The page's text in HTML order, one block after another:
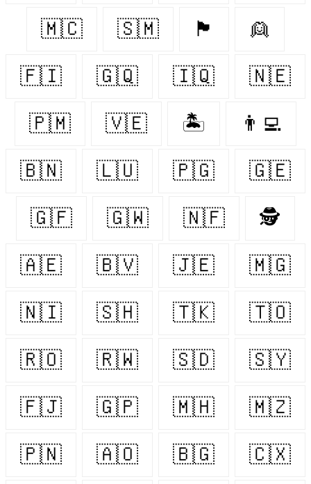
🇲🇨 🇸🇲 🏴󠁧󠁢󠁷󠁬󠁳󠁿 👱‍
🇫🇮 🇬🇶 🇮🇶 🇳🇪
🇵🇲 🇻🇪 🏝 👨‍💻
🇧🇳 🇱🇺 🇵🇬 🇬🇪
🇬🇫 🇬🇼 🇳🇫 🕵️
🇦🇪 🇧🇻 🇯🇪 🇲🇬
🇳🇮 🇸🇭 🇹🇰 🇹🇴
🇷🇴 🇷🇼 🇸🇩 🇸🇾
🇫🇯 🇬🇵 🇲🇭 🇲🇿
🇵🇳 🇦🇴 🇧🇬 🇨🇽